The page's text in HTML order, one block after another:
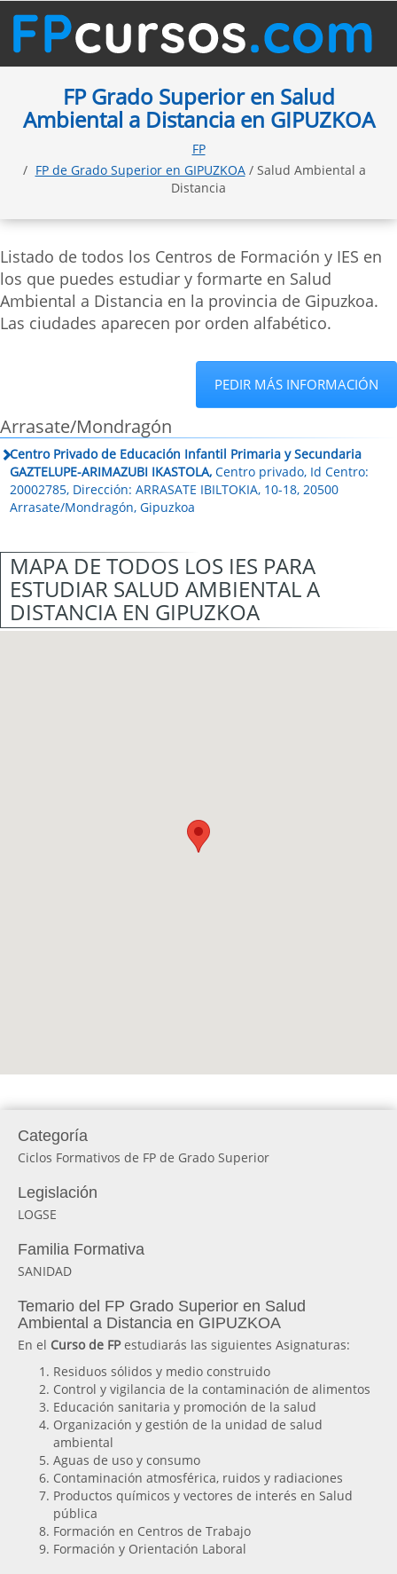
FP Grado Superior en Salud
Ambiental a Distancia en GIPUZKOA
FP
FP de Grado Superior en GIPUZKOA/ Salud Ambiental a
Distancia
Listado de todos los Centros de Formación y IES en
los que puedes estudiar y formarte en Salud
Ambiental a Distancia en la provincia de Gipuzkoa.
Las ciudades aparecen por orden alfabético.
PEDIR MÁS INFORMACIÓN
Arrasate/Mondragón
Centro Privado de Educación Infantil Primaria y Secundaria
GAZTELUPE-ARIMAZUBI IKASTOLA, Centro privado, Id Centro:
20002785, Dirección: ARRASATE IBILTOKIA, 10-18, 20500
Arrasate/Mondragón, Gipuzkoa
MAPA DE TODOS LOS IES PARA
ESTUDIAR SALUD AMBIENTAL A
DISTANCIA EN GIPUZKOA
Categoría
Ciclos Formativos de FP de Grado Superior
Legislación
LOGSE
Familia Formativa
SANIDAD
Temario del FP Grado Superior en Salud
Ambiental a Distancia en GIPUZKOA
En el Curso de FPestudiarás las siguientes Asignaturas:
Residuos sólidos y medio construido
Control y vigilancia de la contaminación de alimentos
Educación sanitaria y promoción de la salud
Organización y gestión de la unidad de salud
ambiental
Aguas de uso y consumo
Contaminación atmosférica, ruidos y radiaciones
Productos químicos y vectores de interés en Salud
pública
Formación en Centros de Trabajo
Formación y Orientación Laboral